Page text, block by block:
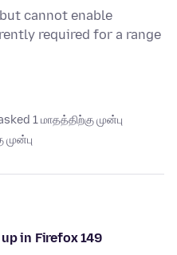
cannot enable
required for a range
1 மாதத்திற்கு முன்பு
முன்பு
in Firefox 149